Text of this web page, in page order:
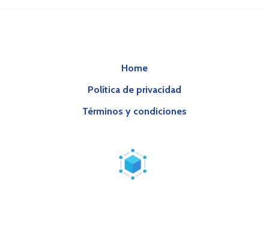
Home
Política de privacidad
Términos y condiciones